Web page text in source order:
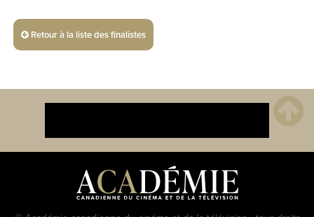
Retour à la liste des finalistes